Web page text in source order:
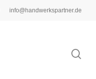
info@handwerkspartner.de